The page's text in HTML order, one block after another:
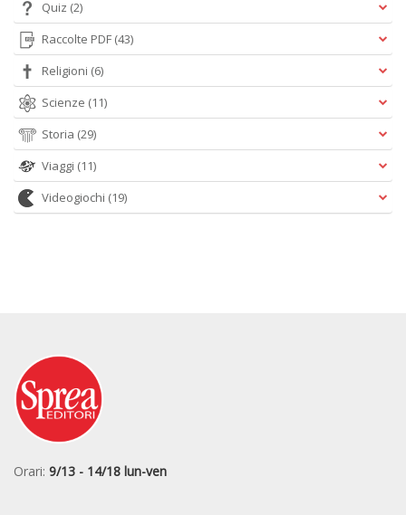
Quiz (2)
Raccolte PDF (43)
Religioni (6)
Scienze (11)
Storia (29)
Viaggi (11)
Videogiochi (19)
Orari: 9/13 - 14/18 lun-ven